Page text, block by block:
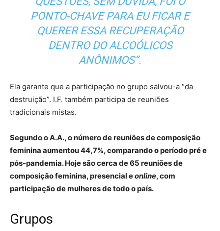
PONTO-CHAVE PARA EU FICAR E
QUERER ESSA RECUPERAÇÃO
DENTRO DO ALCOÓLICOS
ANÔNIMOS”.
Ela garante que a participação no grupo salvou-a “da
destruição”. I.F. também participa de reuniões
tradicionais mistas.
Segundo o A.A., o número de reuniões de composição
feminina aumentou 44,7%, comparando o período pré e
pós-pandemia. Hoje são cerca de 65 reuniões de
composição feminina, presencial eonline, com
participação de mulheres de todo o país.
Grupos